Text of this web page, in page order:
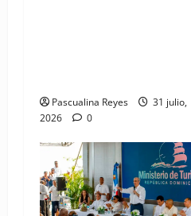
Pascualina Reyes
31 julio,
2026
0